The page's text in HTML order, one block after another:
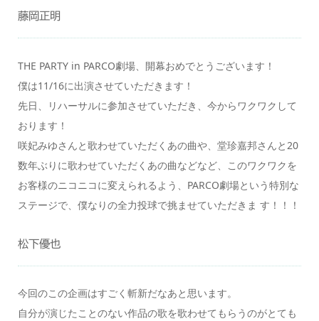
藤岡正明
THE PARTY in PARCO劇場、開幕おめでとうございます！
僕は11/16に出演させていただきます！
先日、リハーサルに参加させていただき、今からワクワクして
おります！
咲妃みゆさんと歌わせていただくあの曲や、堂珍嘉邦さんと20
数年ぶりに歌わせていただくあの曲などなど、このワクワクを
お客様のニコニコに変えられるよう、PARCO劇場という特別な
ステージで、僕なりの全力投球で挑ませていただきま す！！！
松下優也
今回のこの企画はすごく斬新だなあと思います。
自分が演じたことのない作品の歌を歌わせてもらうのがとても